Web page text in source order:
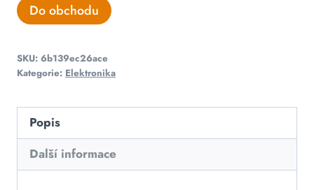
Do obchodu
SKU: 6b139ec26ace
Kategorie: Elektronika
Popis
Další informace